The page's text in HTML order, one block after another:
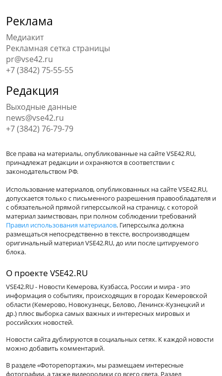
Реклама
Медиакит
Рекламная сетка страницы
pr@vse42.ru
+7 (3842) 75-55-55
Редакция
Выходные данные
news@vse42.ru
+7 (3842) 76-79-79
Все права на материалы, опубликованные на сайте VSE42.RU,
принадлежат редакции и охраняются в соответствии с
законодательством РФ.
Использование материалов, опубликованных на сайте VSE42.RU,
допускается только с письменного разрешения правообладателя и
с обязательной прямой гиперссылкой на страницу, с которой
материал заимствован, при полном соблюдении требований
Правил использования материалов. Гиперссылка должна
размещаться непосредственно в тексте, воспроизводящем
оригинальный материал VSE42.RU, до или после цитируемого
блока.
О проекте VSE42.RU
VSE42.RU - Новости Кемерова, Кузбасса, России и мира - это
информация о событиях, происходящих в городах Кемеровской
области (Кемерово, Новокузнецк, Белово, Ленинск-Кузнецкий и
др.) плюс выборка самых важных и интересных мировых и
российских новостей.
Новости сайта дублируются в социальных сетях. К каждой новости
можно добавить комментарий.
В разделе «Фоторепортажи», мы размещаем интересные
фотографии, а также видеоролики со всего света. Раздел